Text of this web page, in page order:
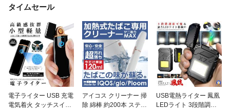
タイムセール
電子ライター USB 充電
電気着火 タッチスイッ
アイコス クリーナー 掃
除 綿棒 約200本 スティ
USB電熱ライター 鳳凰
LEDライト 3段階調節